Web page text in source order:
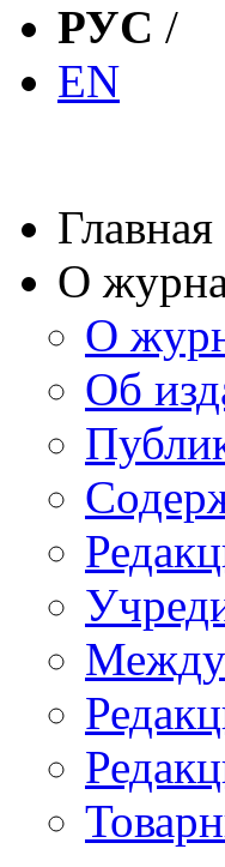
РУС /
EN
Главная
О
О
Об